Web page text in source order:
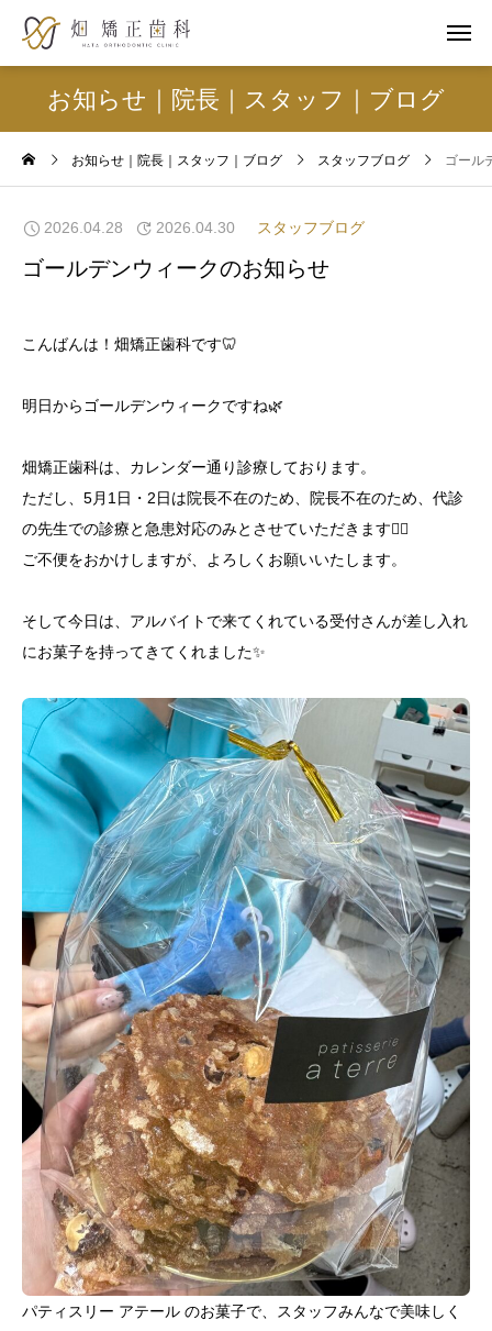
お知らせ｜院長｜スタッフ｜ブログ
お知らせ｜院長｜スタッフ｜ブログ スタッフブログ ゴール
2026.04.28 2026.04.30 スタッフブログ
ゴールデンウィークのお知らせ
こんばんは！畑矯正歯科です🦷
明日からゴールデンウィークですね🌿
畑矯正歯科は、カレンダー通り診療しております。
ただし、5月1日・2日は院長不在のため、院長不在のため、代診
の先生での診療と急患対応のみとさせていただきます🙇‍♀️
ご不便をおかけしますが、よろしくお願いいたします。
そして今日は、アルバイトで来てくれている受付さんが差し入れ
にお菓子を持ってきてくれました✨
パティスリー アテール のお菓子で、スタッフみんなで美味しく